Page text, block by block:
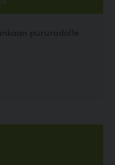
pururadalle